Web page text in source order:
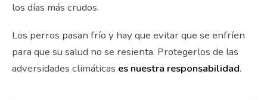
los días más crudos.
Los perros pasan frío y hay que evitar que se enfríen
para que su salud no se resienta. Protegerlos de las
adversidades climáticas es nuestra responsabilidad.